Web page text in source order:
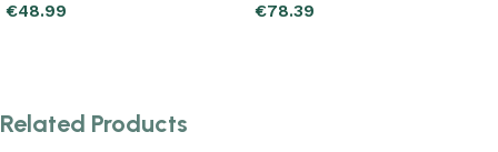
€71.53 €76.43
Related Products